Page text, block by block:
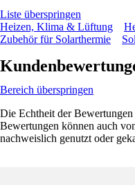
Liste überspringen
Heizen, Klima & Lüftung
Zubehör für Solarthermie
Bereich überspringen
Die Echtheit der
Bewertungen können auch
nachweislich genutzt oder